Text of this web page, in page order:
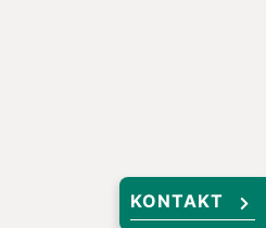
KONTAKT